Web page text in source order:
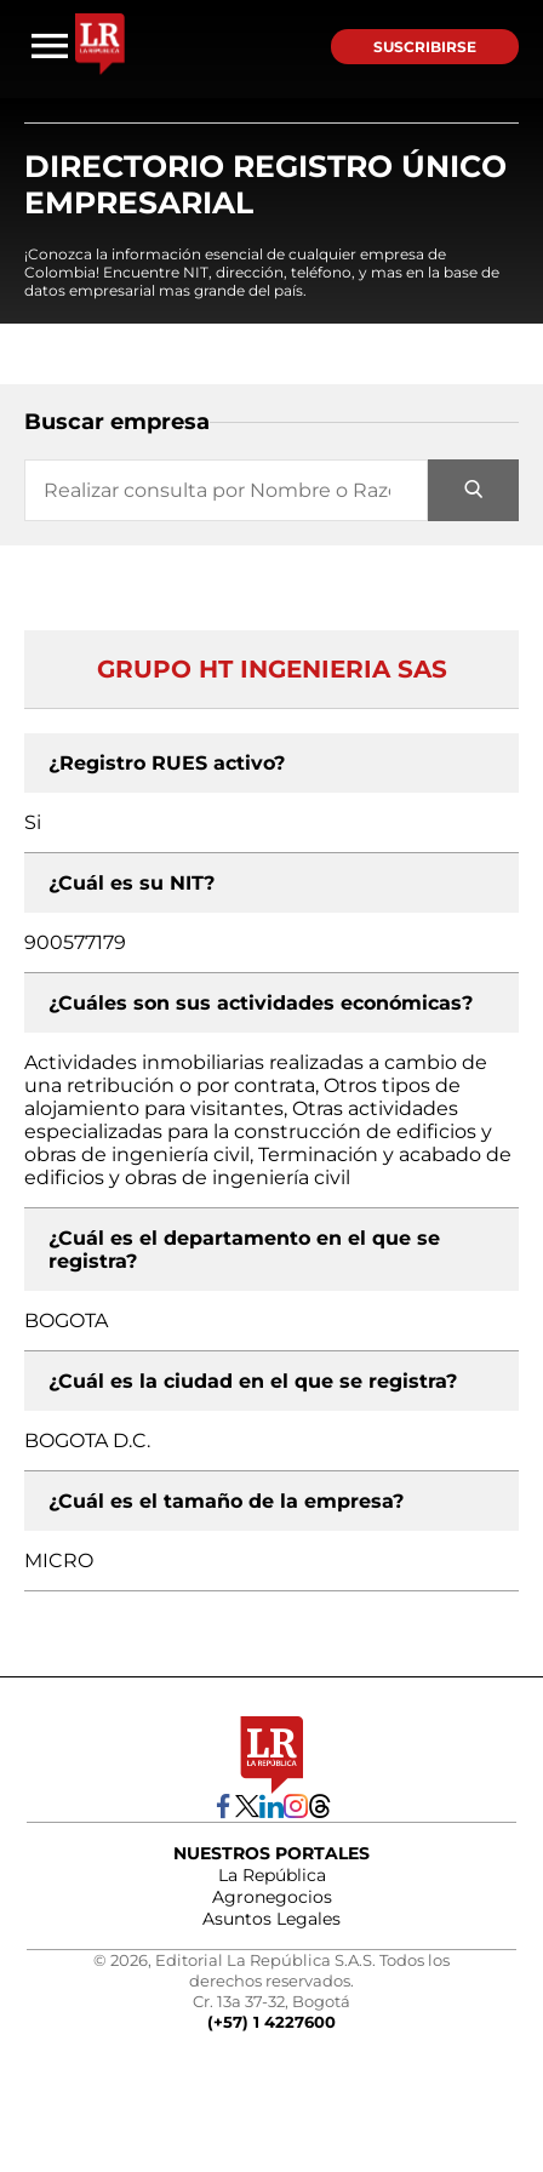
SUSCRIBIRSE
DIRECTORIO REGISTRO ÚNICO
EMPRESARIAL
¡Conozca la información esencial de cualquier empresa de
Colombia! Encuentre NIT, dirección, teléfono, y mas en la base de
datos empresarial mas grande del país.
Buscar empresa
GRUPO HT INGENIERIA SAS
¿Registro RUES activo?
Si
¿Cuál es su NIT?
900577179
¿Cuáles son sus actividades económicas?
Actividades inmobiliarias realizadas a cambio de
una retribución o por contrata, Otros tipos de
alojamiento para visitantes, Otras actividades
especializadas para la construcción de edificios y
obras de ingeniería civil, Terminación y acabado de
edificios y obras de ingeniería civil
¿Cuál es el departamento en el que se
registra?
BOGOTA
¿Cuál es la ciudad en el que se registra?
BOGOTA D.C.
¿Cuál es el tamaño de la empresa?
MICRO
NUESTROS PORTALES
La República
Agronegocios
Asuntos Legales
© 2026, Editorial La República S.A.S. Todos los
derechos reservados.
Cr. 13a 37-32, Bogotá
(+57) 1 4227600